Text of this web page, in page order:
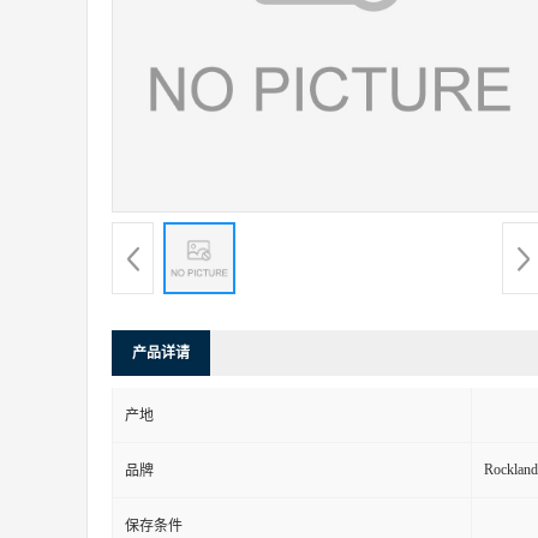
产品详请
产地
品牌 Rockland
保存条件